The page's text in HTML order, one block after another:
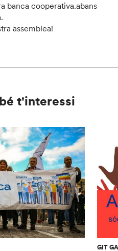
banca cooperativa.abans
assemblea!
t'interessi
GIT